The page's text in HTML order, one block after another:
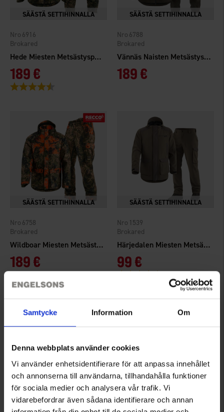
Samtycke Information Om
Denna webbplats använder cookies
Vi använder enhetsidentifierare för att anpassa innehållet
och annonserna till användarna, tillhandahålla funktioner
för sociala medier och analysera vår trafik. Vi
vidarebefordrar även sådana identifierare och annan
Hede Miesten Metsästyspuku
Brokared
6916
189 €
Arvio:
Vännäs Naisten Metsästyspuku
Brokared
6788
189 €
Wildboar Miesten Metsästyspuku
Brokared
6758
189 €
Härjedalen Miesten Metsästyspuku
Brokared
1539
99 €
Arvio: 4.8 5:sta tähdestä